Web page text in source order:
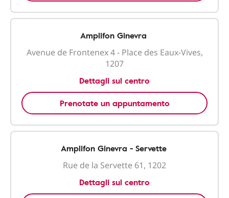
Amplifon Ginevra
Avenue de Frontenex 4 - Place des Eaux-Vives,
1207
Dettagli sul centro
Prenotate un appuntamento
Amplifon Ginevra - Servette
Rue de la Servette 61, 1202
Dettagli sul centro